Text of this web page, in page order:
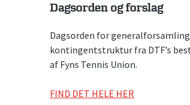
Dagsorden og forslag
Dagsorden for
kontingentstruktur fra DTF’s
af Fyns Tennis Union.
FIND DET HELE HER